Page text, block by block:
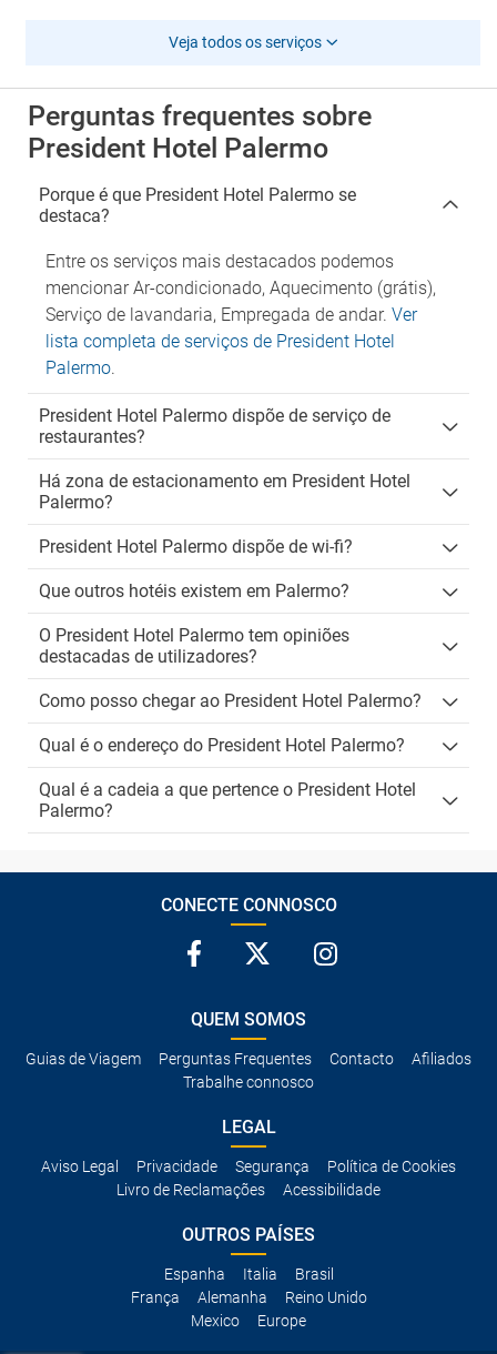
Veja todos os serviços
Perguntas frequentes sobre
President Hotel Palermo
Porque é que President Hotel Palermo se
destaca?
Entre os serviços mais destacados podemos
mencionar Ar-condicionado, Aquecimento (grátis),
Serviço de lavandaria, Empregada de andar. Ver
lista completa de serviços de President Hotel
Palermo.
President Hotel Palermo dispõe de serviço de
restaurantes?
Há zona de estacionamento em President Hotel
Palermo?
President Hotel Palermo dispõe de wi-fi?
Que outros hotéis existem em Palermo?
O President Hotel Palermo tem opiniões
destacadas de utilizadores?
Como posso chegar ao President Hotel Palermo?
Qual é o endereço do President Hotel Palermo?
Qual é a cadeia a que pertence o President Hotel
Palermo?
CONECTE CONNOSCO
QUEM SOMOS
Guias de Viagem Perguntas Frequentes Contacto
Afiliados
Trabalhe connosco
LEGAL
Aviso Legal Privacidade Segurança
Política de Cookies
Livro de Reclamações
Acessibilidade
OUTROS PAÍSES
Espanha Italia
Brasil
França
Alemanha
Reino Unido
Mexico
Europe